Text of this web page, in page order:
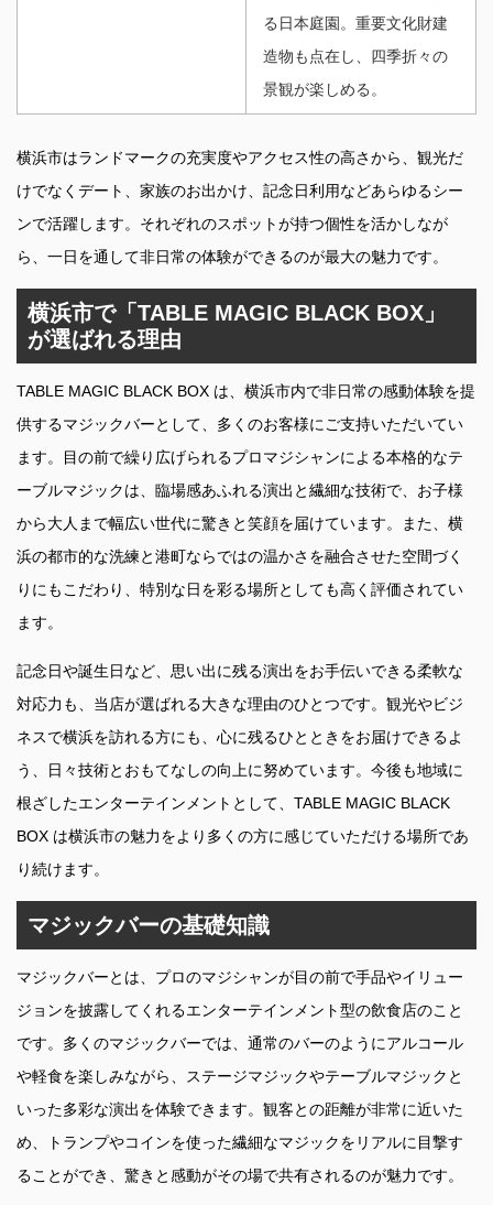
る日本庭園。重要文化財建
造物も点在し、四季折々の
景観が楽しめる。
横浜市はランドマークの充実度やアクセス性の高さから、観光だ
けでなくデート、家族のお出かけ、記念日利用などあらゆるシー
ンで活躍します。それぞれのスポットが持つ個性を活かしなが
ら、一日を通して非日常の体験ができるのが最大の魅力です。
横浜市で「TABLE MAGIC BLACK BOX」
が選ばれる理由
TABLE MAGIC BLACK BOX は、横浜市内で非日常の感動体験を提
供するマジックバーとして、多くのお客様にご支持いただいてい
ます。目の前で繰り広げられるプロマジシャンによる本格的なテ
ーブルマジックは、臨場感あふれる演出と繊細な技術で、お子様
から大人まで幅広い世代に驚きと笑顔を届けています。また、横
浜の都市的な洗練と港町ならではの温かさを融合させた空間づく
りにもこだわり、特別な日を彩る場所としても高く評価されてい
ます。
記念日や誕生日など、思い出に残る演出をお手伝いできる柔軟な
対応力も、当店が選ばれる大きな理由のひとつです。観光やビジ
ネスで横浜を訪れる方にも、心に残るひとときをお届けできるよ
う、日々技術とおもてなしの向上に努めています。今後も地域に
根ざしたエンターテインメントとして、TABLE MAGIC BLACK
BOX は横浜市の魅力をより多くの方に感じていただける場所であ
り続けます。
マジックバーの基礎知識
マジックバーとは、プロのマジシャンが目の前で手品やイリュー
ジョンを披露してくれるエンターテインメント型の飲食店のこと
です。多くのマジックバーでは、通常のバーのようにアルコール
や軽食を楽しみながら、ステージマジックやテーブルマジックと
いった多彩な演出を体験できます。観客との距離が非常に近いた
め、トランプやコインを使った繊細なマジックをリアルに目撃す
ることができ、驚きと感動がその場で共有されるのが魅力です。